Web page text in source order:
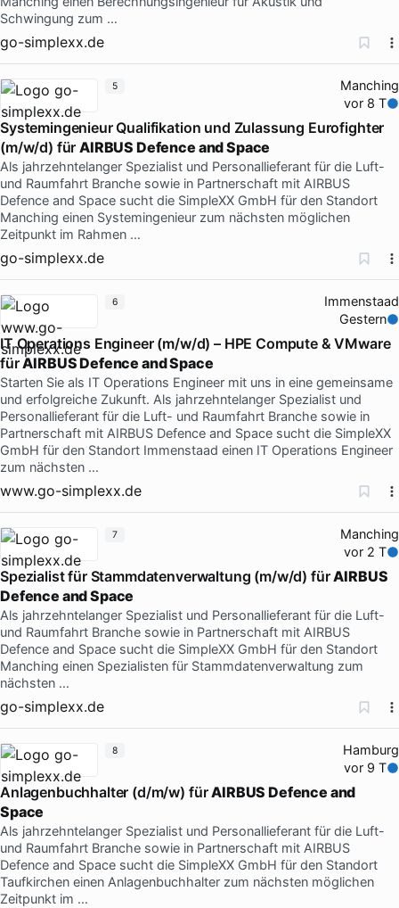
Schwingung zum …
go-simplexx.de
Manching
vor 8 T
Systemingenieur Qualifikation und Zulassung Eurofighter
(m/w/d) fürAIRBUS Defence and Space
Als jahrzehntelanger Spezialist und Personallieferant für die Luft-
und Raumfahrt Branche sowie in Partnerschaft mit AIRBUS
Defence and Space sucht die SimpleXX GmbH für den Standort
Manching einen Systemingenieur zum nächsten möglichen
Zeitpunkt im Rahmen …
go-simplexx.de
5
Immenstaad
Gestern
IT Operations Engineer (m/w/d) – HPE Compute & VMware
fürAIRBUS Defence and Space
Starten Sie als IT Operations Engineer mit uns in eine gemeinsame
und erfolgreiche Zukunft. Als jahrzehntelanger Spezialist und
Personallieferant für die Luft- und Raumfahrt Branche sowie in
Partnerschaft mit AIRBUS Defence and Space sucht die SimpleXX
GmbH für den Standort Immenstaad einen IT Operations Engineer
zum nächsten …
www.go-simplexx.de
6
Manching
vor 2 T
Spezialist für Stammdatenverwaltung (m/w/d) fürAIRBUS
Defence and Space
Als jahrzehntelanger Spezialist und Personallieferant für die Luft-
und Raumfahrt Branche sowie in Partnerschaft mit AIRBUS
Defence and Space sucht die SimpleXX GmbH für den Standort
Manching einen Spezialisten für Stammdatenverwaltung zum
nächsten …
go-simplexx.de
7
Hamburg
vor 9 T
Anlagenbuchhalter (d/m/w) fürAIRBUS Defence and
Space
Als jahrzehntelanger Spezialist und Personallieferant für die Luft-
und Raumfahrt Branche sowie in Partnerschaft mit AIRBUS
Defence and Space sucht die SimpleXX GmbH für den Standort
Taufkirchen einen Anlagenbuchhalter zum nächsten möglichen
Zeitpunkt im …
8